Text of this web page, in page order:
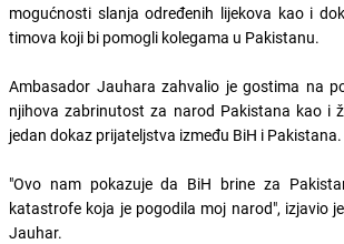
mogućnosti slanja određenih lijekova kao i
timova koji bi pomogli kolegama u Pakistanu.
Ambasador Jauhara zahvalio je gostima na
njihova zabrinutost za narod Pakistana kao i
jedan dokaz prijateljstva između BiH i Pakistana.
"Ovo nam pokazuje da BiH brine za
katastrofe koja je pogodila moj narod", izjavio
Jauhar.